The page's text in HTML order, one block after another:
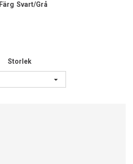
Färg Svart/Grå
Storlek